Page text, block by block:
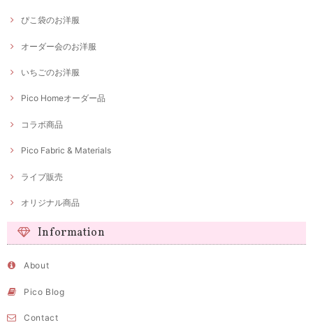
ぴこ袋のお洋服
オーダー会のお洋服
いちごのお洋服
Pico Homeオーダー品
コラボ商品
Pico Fabric & Materials
ライブ販売
オリジナル商品
Information
About
Pico Blog
Contact